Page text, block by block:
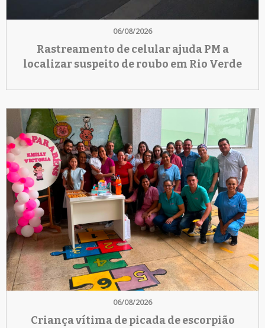
06/08/2026
Rastreamento de celular ajuda PM a
localizar suspeito de roubo em Rio Verde
06/08/2026
Criança vítima de picada de escorpião